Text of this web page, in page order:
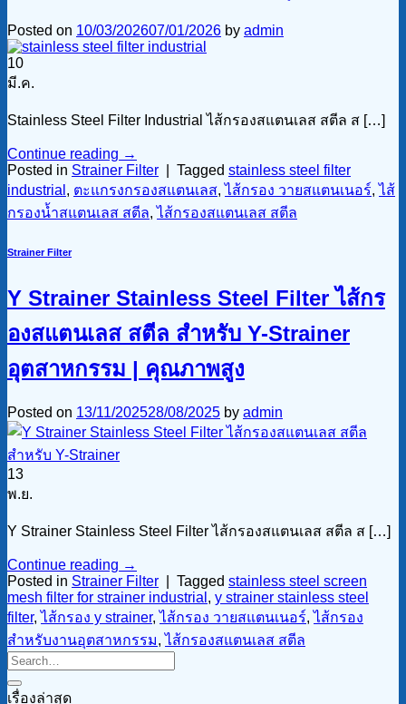
Posted on 10/03/202607/01/2026 by admin
10
มี.ค.
Stainless Steel Filter Industrial ไส้กรองสแตนเลส สตีล ส […]
Continue reading →
Posted in Strainer Filter Tagged stainless steel filter
industrial , ตะแกรงกรองสแตนเลส,ไส้กรอง วายสแตนเนอร์,ไส้
กรองน้ำสแตนเลส สตีล,ไส้กรองสแตนเลส สตีล
Strainer Filter
Y Strainer Stainless Steel Filter ไส้กร
องสแตนเลส สตีล สำหรับ Y-Strainer
อุตสาหกรรม | คุณภาพสูง
Posted on 13/11/202528/08/2025 by admin
13
พ.ย.
Y Strainer Stainless Steel Filter ไส้กรองสแตนเลส สตีล ส […]
Continue reading →
Posted in Strainer Filter Tagged stainless steel screen
mesh filter for strainer industrial , y strainer stainless steel
filter,ไส้กรอง y strainer,ไส้กรอง วายสแตนเนอร์,ไส้กรอง
สำหรับงานอุตสาหกรรม,ไส้กรองสแตนเลส สตีล
เรื่องล่าสุด